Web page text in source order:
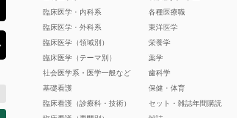
臨床医学・内科系
臨床医学・外科系
臨床医学（領域別）
臨床医学（テーマ別）
社会医学系・医学一般など
基礎看護
臨床看護（診療科・技術）
各種医療職
東洋医学
栄養学
薬学
歯科学
保健・体育
セット・雑誌年間購読